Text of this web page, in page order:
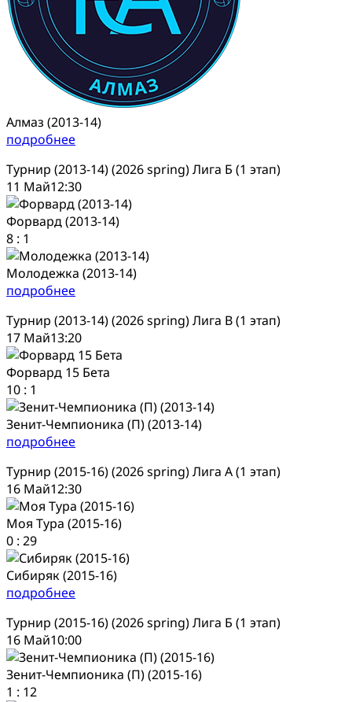
Алмаз (2013-14)
подробнее
Турнир (2013-14) (2026 spring) Лига Б (1 этап)
11 Май12:30
Форвард (2013-14)
8 : 1
Молодежка (2013-14)
подробнее
Турнир (2013-14) (2026 spring) Лига В (1 этап)
17 Май13:20
Форвард 15 Бета
10 : 1
Зенит-Чемпионика (П) (2013-14)
подробнее
Турнир (2015-16) (2026 spring) Лига А (1 этап)
16 Май12:30
Моя Тура (2015-16)
0 : 29
Сибиряк (2015-16)
подробнее
Турнир (2015-16) (2026 spring) Лига Б (1 этап)
16 Май10:00
Зенит-Чемпионика (П) (2015-16)
1 : 12